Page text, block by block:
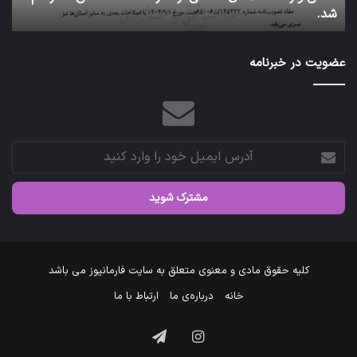
سازمان
عازم
عالیات
شد.
عتبات عالیات شد.
عضویت در خبرنامه
آدرس
ایمیل
خود
وارد
کلیه حقوق مادی و معنوی متعلق به سایت فارمانیوز می باشد
خانه
درباره‌ی ما ارتباط با ما
اینستاگرام